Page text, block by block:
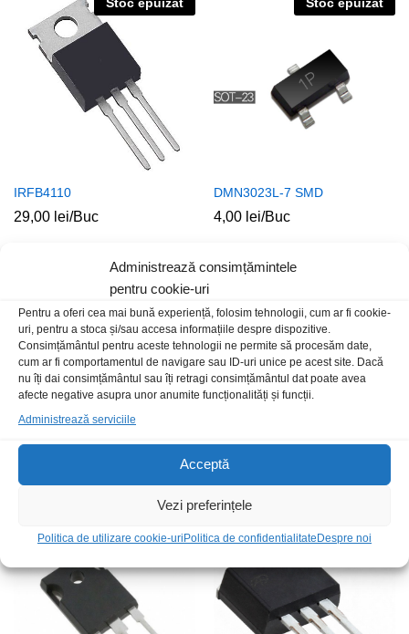
Administrează consimțămintele
pentru cookie-uri
Pentru a oferi cea mai bună experiență, folosim tehnologii, cum ar fi cookie-
uri, pentru a stoca și/sau accesa informațiile despre dispozitive.
Consimțământul pentru aceste tehnologii ne permite să procesăm date,
cum ar fi comportamentul de navigare sau ID-uri unice pe acest site. Dacă
nu îți dai consimțământul sau îți retragi consimțământul dat poate avea
afecte negative asupra unor anumite funcționalități și funcții.
Administrează serviciile
Acceptă
Vezi preferințele
Politica de utilizare cookie-uriPolitica de confidentialitateDespre noi
IRFB4110
29,00 lei/Buc
DMN3023L-7 SMD
4,00 lei/Buc
12,00lei/Buc
IRLB3034
10,00lei/Buc
Stoc epuizat